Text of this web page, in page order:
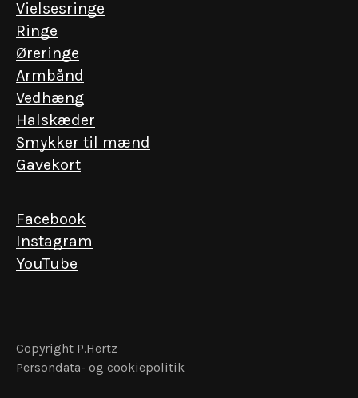
Vielsesringe
Ringe
Øreringe
Armbånd
Vedhæng
Halskæder
Smykker til mænd
Gavekort
Facebook
Instagram
YouTube
Copyright P.Hertz
Persondata- og cookiepolitik
EN INVITATION FRA KGL. HOFJUVELERER P. HERTZ
op og få forspring til det ekstraordinære – fra
lancering af unikke kollektioner til events i